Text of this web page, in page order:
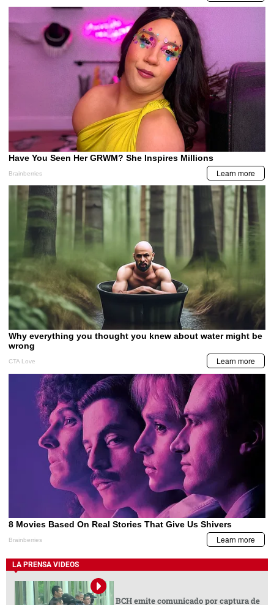
LA PRENSA VIDEOS
BCH emite comunicado por captura de